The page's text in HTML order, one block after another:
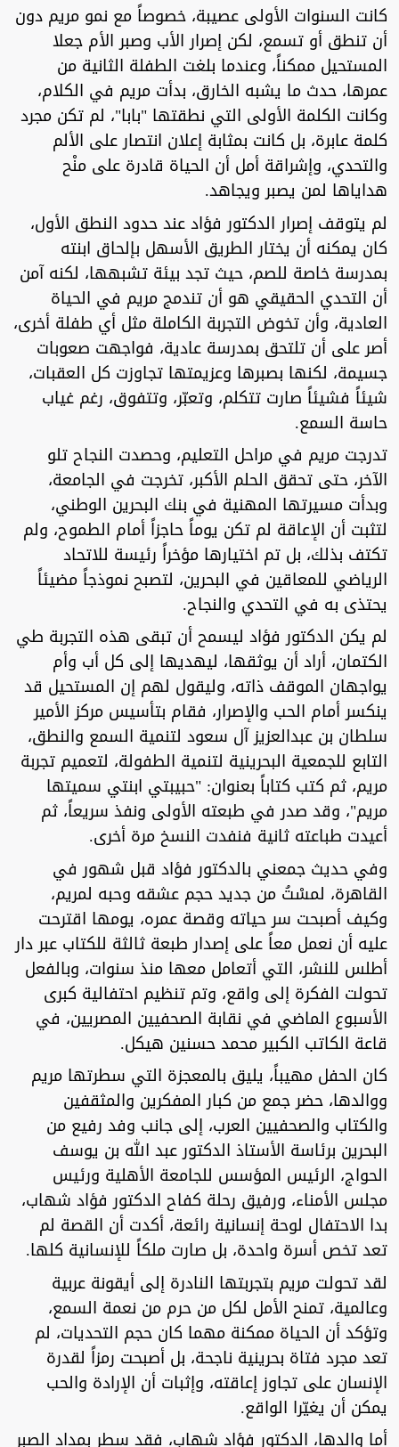
كانت السنوات الأولى عصيبة، خصوصاً مع نمو مريم دون
أن تنطق أو تسمع، لكن إصرار الأب وصبر الأم جعلا
المستحيل ممكناً، وعندما بلغت الطفلة الثانية من
عمرها، حدث ما يشبه الخارق، بدأت مريم في الكلام،
وكانت الكلمة الأولى التي نطقتها "بابا"، لم تكن مجرد
كلمة عابرة، بل كانت بمثابة إعلان انتصار على الألم
والتحدي، وإشراقة أمل أن الحياة قادرة على منْح
هداياها لمن يصبر ويجاهد.
لم يتوقف إصرار الدكتور فؤاد عند حدود النطق الأول،
كان يمكنه أن يختار الطريق الأسهل بإلحاق ابنته
بمدرسة خاصة للصم، حيث تجد بيئة تشبهها، لكنه آمن
أن التحدي الحقيقي هو أن تندمج مريم في الحياة
العادية، وأن تخوض التجربة الكاملة مثل أي طفلة أخرى،
أصر على أن تلتحق بمدرسة عادية، فواجهت صعوبات
جسيمة، لكنها بصبرها وعزيمتها تجاوزت كل العقبات،
شيئاً فشيئاً صارت تتكلم، وتعبّر، وتتفوق، رغم غياب
حاسة السمع.
تدرجت مريم في مراحل التعليم، وحصدت النجاح تلو
الآخر، حتى تحقق الحلم الأكبر، تخرجت في الجامعة،
وبدأت مسيرتها المهنية في بنك البحرين الوطني،
لتثبت أن الإعاقة لم تكن يوماً حاجزاً أمام الطموح، ولم
تكتف بذلك، بل تم اختيارها مؤخراً رئيسة للاتحاد
الرياضي للمعاقين في البحرين، لتصبح نموذجاً مضيئاً
يحتذى به في التحدي والنجاح.
لم يكن الدكتور فؤاد ليسمح أن تبقى هذه التجربة طي
الكتمان، أراد أن يوثقها، ليهديها إلى كل أب وأم
يواجهان الموقف ذاته، وليقول لهم إن المستحيل قد
ينكسر أمام الحب والإصرار، فقام بتأسيس مركز الأمير
سلطان بن عبدالعزيز آل سعود لتنمية السمع والنطق،
التابع للجمعية البحرينية لتنمية الطفولة، لتعميم تجربة
مريم، ثم كتب كتاباً بعنوان: "حبيبتي ابنتي سميتها
مريم"، وقد صدر في طبعته الأولى ونفذ سريعاً، ثم
أعيدت طباعته ثانية فنفدت النسخ مرة أخرى.
وفي حديث جمعني بالدكتور فؤاد قبل شهور في
القاهرة، لمسْتُ من جديد حجم عشقه وحبه لمريم،
وكيف أصبحت سر حياته وقصة عمره، يومها اقترحت
عليه أن نعمل معاً على إصدار طبعة ثالثة للكتاب عبر دار
أطلس للنشر، التي أتعامل معها منذ سنوات، وبالفعل
تحولت الفكرة إلى واقع، وتم تنظيم احتفالية كبرى
الأسبوع الماضي في نقابة الصحفيين المصريين، في
قاعة الكاتب الكبير محمد حسنين هيكل.
كان الحفل مهيباً، يليق بالمعجزة التي سطرتها مريم
ووالدها، حضر جمع من كبار المفكرين والمثقفين
والكتاب والصحفيين العرب، إلى جانب وفد رفيع من
البحرين برئاسة الأستاذ الدكتور عبد الله بن يوسف
الحواج، الرئيس المؤسس للجامعة الأهلية ورئيس
مجلس الأمناء، ورفيق رحلة كفاح الدكتور فؤاد شهاب،
بدا الاحتفال لوحة إنسانية رائعة، أكدت أن القصة لم
تعد تخص أسرة واحدة، بل صارت ملكاً للإنسانية كلها.
لقد تحولت مريم بتجربتها النادرة إلى أيقونة عربية
وعالمية، تمنح الأمل لكل من حرم من نعمة السمع،
وتؤكد أن الحياة ممكنة مهما كان حجم التحديات، لم
تعد مجرد فتاة بحرينية ناجحة، بل أصبحت رمزاً لقدرة
الإنسان على تجاوز إعاقته، وإثبات أن الإرادة والحب
يمكن أن يغيّرا الواقع.
أما والدها، الدكتور فؤاد شهاب، فقد سطر بمداد الصبر